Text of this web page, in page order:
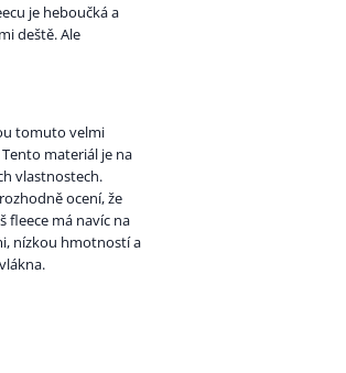
je heboučká a
deště. Ale
tomuto velmi
materiál je na
vlastnostech.
ocení, že
fleece má navíc na
nízkou hmotností a